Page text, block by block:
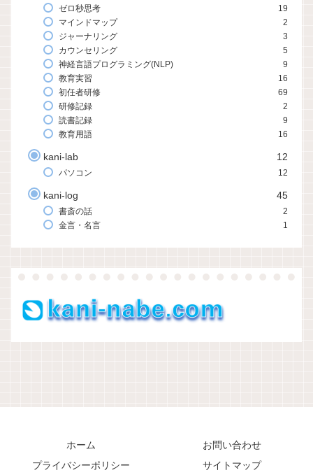
ゼロ秒思考
19
マインドマップ
2
ジャーナリング
3
カウンセリング
5
神経言語プログラミング(NLP)
9
教育実習
16
初任者研修
69
研修記録
2
読書記録
9
教育用語
16
kani-lab 12
パソコン 12
kani-log 45
書斎の話
2
金言・名言
1
ホーム
お問い合わせ
プライバシーポリシー
サイトマップ